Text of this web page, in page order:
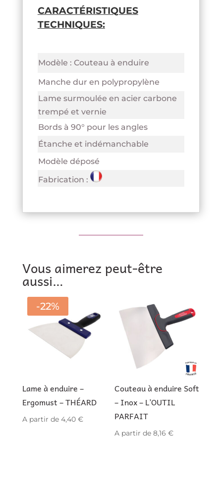
CARACTÉRISTIQUES
TECHNIQUES:
Modèle : Couteau à enduire
Manche dur en polypropylène
Lame surmoulée en acier carbone
trempé et vernie
Bords à 90° pour les angles
Étanche et indémanchable
Modèle déposé
Fabrication :
Vous aimerez peut-être
aussi…
-22%
Lame à enduire –
Ergomust – THÉARD
A partir de 4,40 €
Couteau à enduire Soft
– Inox – L’OUTIL
PARFAIT
A partir de8,16€